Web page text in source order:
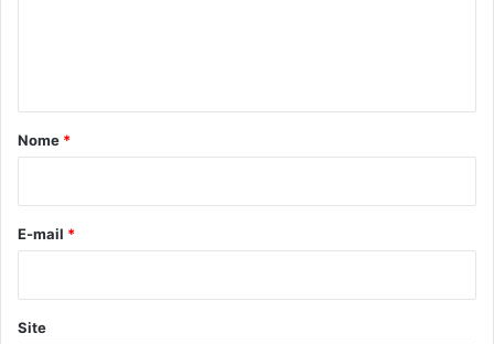
r
*
Nome *
E-mail *
Site